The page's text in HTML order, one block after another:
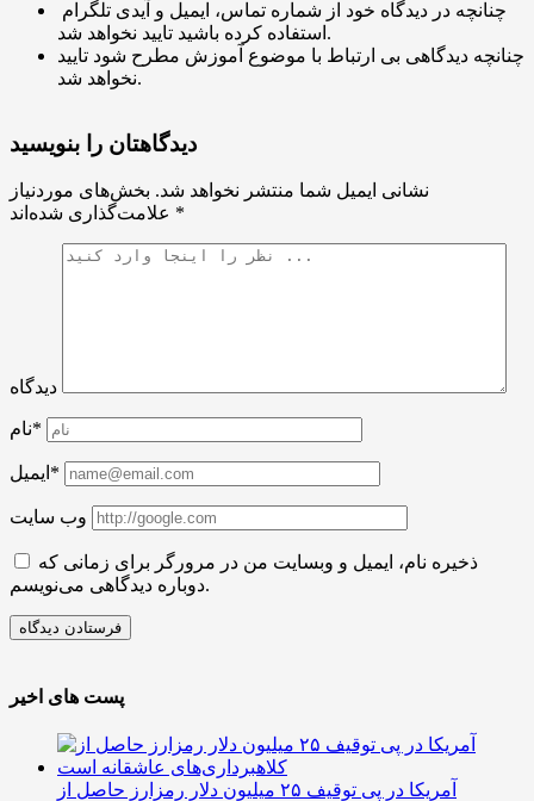
استفاده کرده باشید تایید نخواهد شد.
چنانچه دیدگاهی بی ارتباط با موضوع آموزش مطرح شود تایید
نخواهد شد.
دیدگاهتان را بنویسید
نشانی ایمیل شما منتشر نخواهد شد. بخش‌های موردنیاز
*
دیدگاه
نام*
ایمیل*
وب سایت
ذخیره نام، ایمیل و وبسایت من در مرورگر برای زمانی که
دوباره دیدگاهی می‌نویسم.
پست های اخیر
آمریکا در پی توقیف ۲۵ میلیون دلار رمزارز حاصل از